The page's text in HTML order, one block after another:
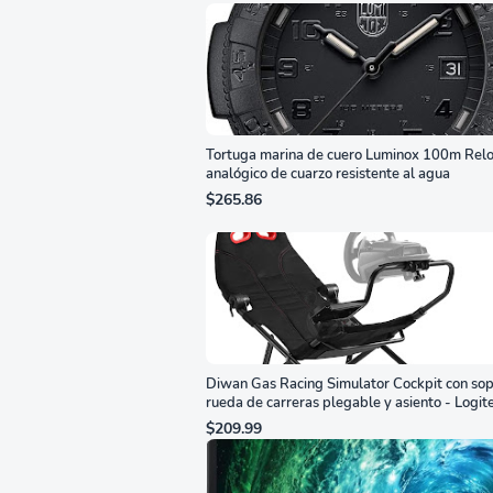
Tortuga marina de cuero Luminox 100m
analógico de cuarzo resistente al agua
$265.86
Diwan Gas Racing Simulator Cockpit con
rueda de carreras plegable y asiento -
G29/920/923/27/25, Thrustmaster
T248/X/T300RS/T150/458/TX
$209.99